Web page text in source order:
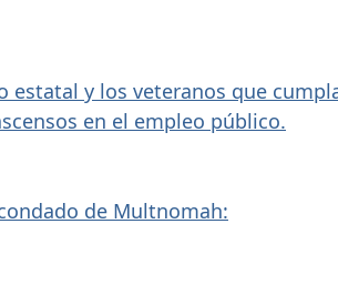
estatal y los veteranos que
en el empleo público.
de Multnomah: